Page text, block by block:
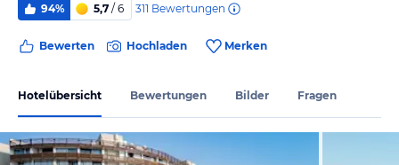
94% 5,7 / 6 311 Bewertungen
Bewerten Hochladen Merken
Hotelübersicht Bewertungen Bilder Fragen